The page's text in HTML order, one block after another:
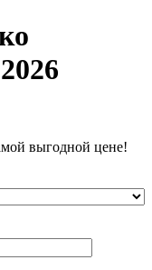
выгодной цене!